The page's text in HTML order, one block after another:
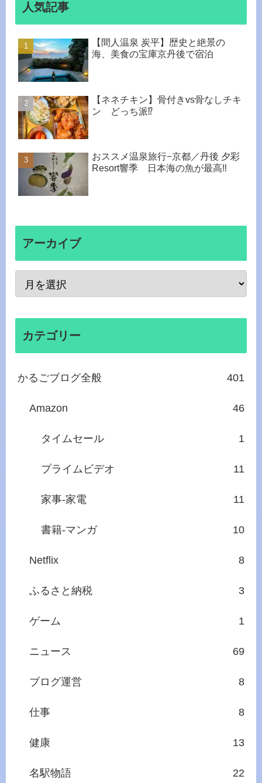
人気記事
【間人温泉 炭平】歴史と絶景の
海、美食の宝庫京丹後で宿泊
【ネネチキン】骨付きvs骨なしチキ
ン どっち派⁉︎
おススメ温泉旅行−京都／丹後 夕彩
Resort響季 日本海の魚が最高‼
アーカイブ
カテゴリー
かるごブログ全般 401
Amazon 46
タイムセール 1
プライムビデオ 11
家事‐家電 11
書籍‐マンガ 10
Netflix 8
ふるさと納税 3
ゲーム 1
ニュース 69
ブログ運営 8
仕事 8
健康 13
名駅物語 22